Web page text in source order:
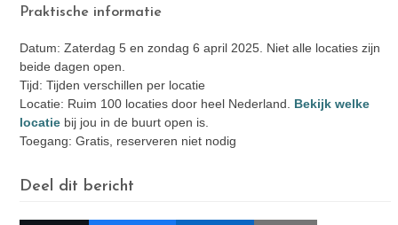
Praktische informatie
Datum: Zaterdag 5 en zondag 6 april 2025. Niet alle locaties zijn
beide dagen open.
Tijd: Tijden verschillen per locatie
Locatie: Ruim 100 locaties door heel Nederland. Bekijk welke
locatie bij jou in de buurt open is.
Toegang: Gratis, reserveren niet nodig
Deel dit bericht